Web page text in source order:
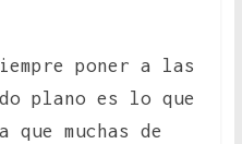
poner a las
plano es lo que
muchas de